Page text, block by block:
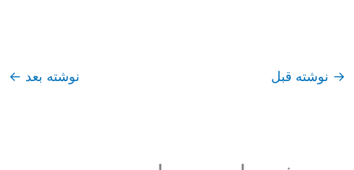
→ نوشته قبل نوشته بعد ←